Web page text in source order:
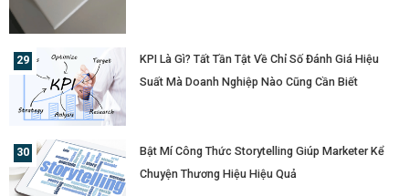
KPI Là Gì? Tất Tần Tật Về Chỉ Số Đánh Giá Hiệu
Suất Mà Doanh Nghiệp Nào Cũng Cần Biết
Bật Mí Công Thức Storytelling Giúp Marketer Kể
Chuyện Thương Hiệu Hiệu Quả